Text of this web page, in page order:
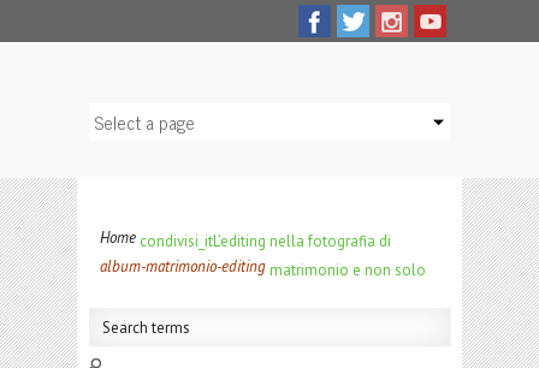
Home condivisi_itL’editing nella fotografia di
matrimonio e non solo
album-matrimonio-editing